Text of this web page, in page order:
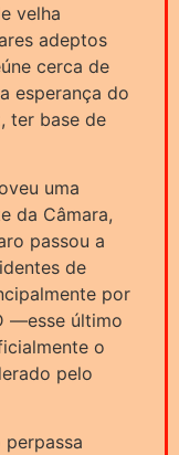
velha
adeptos
cerca de
esperança do
ter base de
uma
da Câmara,
passou a
de
por
—esse último
o
pelo